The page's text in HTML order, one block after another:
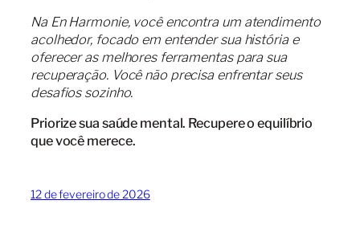
Na En Harmonie, você encontra um atendimento
acolhedor, focado em entender sua história e
oferecer as melhores ferramentas para sua
recuperação. Você não precisa enfrentar seus
desafios sozinho.
Priorize sua saúde mental. Recupere o equilíbrio
que você merece.
12 de fevereiro de 2026